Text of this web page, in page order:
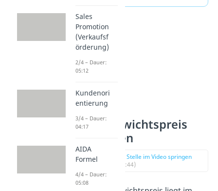
Gleichgewichtspreis
berechnen
zur Stelle im Video springen
(00:44)
Sales
Promotion
(Verkaufsf
örderung)
2/4 – Dauer:
05:12
Kundenori
entierung
3/4 – Dauer:
04:17
AIDA
Formel
4/4 – Dauer:
05:08